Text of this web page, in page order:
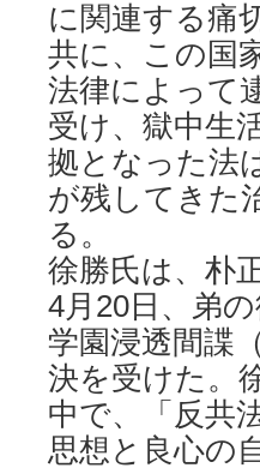
に関連する痛
共に、この国
法律によって
受け、獄中生
拠となった法
が残してきた
る。
徐勝氏は、朴
4月20日、弟
学園浸透間諜
決を受けた。
中で、「反共
思想と良心の